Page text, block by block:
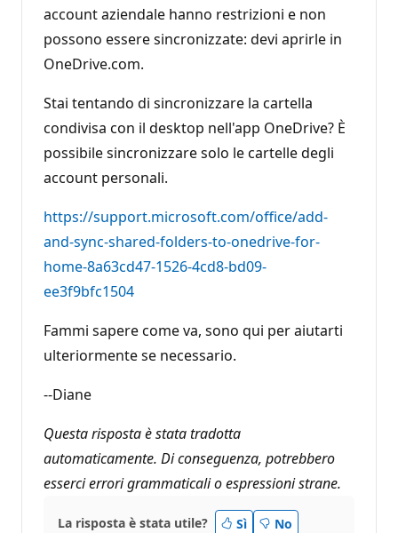
account aziendale hanno restrizioni e non
possono essere sincronizzate: devi aprirle in
OneDrive.com.
Stai tentando di sincronizzare la cartella
condivisa con il desktop nell'app OneDrive? È
possibile sincronizzare solo le cartelle degli
account personali.
https://support.microsoft.com/office/add-
and-sync-shared-folders-to-onedrive-for-
home-8a63cd47-1526-4cd8-bd09-
ee3f9bfc1504
Fammi sapere come va, sono qui per aiutarti
ulteriormente se necessario.
--Diane
Questa risposta è stata tradotta
automaticamente. Di conseguenza, potrebbero
esserci errori grammaticali o espressioni strane.
La risposta è stata utile? Sì No